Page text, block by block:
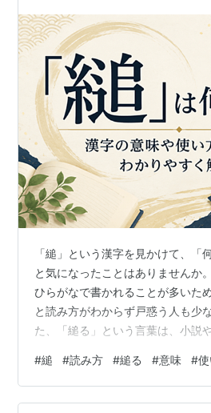
宮台真司の「まったり」（道
宮台は、「まったり」という
離脱」という意味で使ってい
宮台は、自分が他者にとって
持つか、というような意味で
を使っています。言いかえれ
書き、学歴…といった「権威の
によって安心する、というよ
関連語： 二文字キーワード
キーワード「意味」に関す
このキーワードは、過去にその
が行われました。
議論は、誤爆の問題、キーワー
どに始まり、一般的な抽象名詞の
発展しました。はてなダイアリ
「縋」という漢字を見かけて、「
と気になったことはありませんか
ひらがなで書かれることが多いた
と読み方がわからず戸惑う人も少
た、「縋る」という言葉は、小説
の違いや、どのような場面で使う
ともあるでしょう。 この記事では
味をはじめ、使い方や例文、似た
#縋 #読み方 #縋る #意味 #